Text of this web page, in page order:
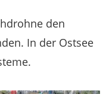
den
In der Ostsee